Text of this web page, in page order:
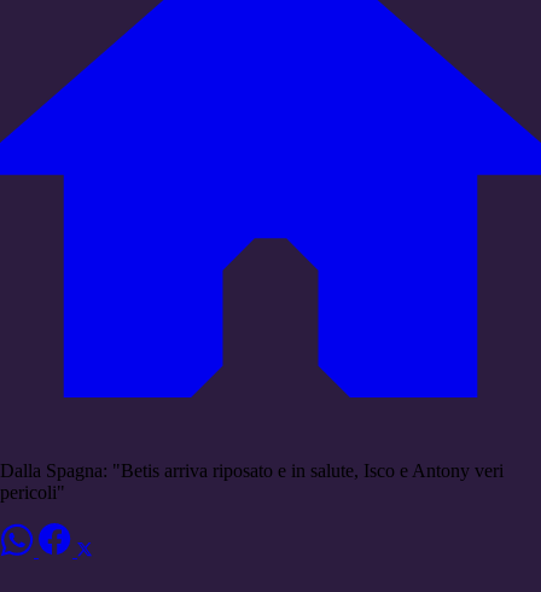
Dalla Spagna: "Betis arriva riposato e in salute, Isco e Antony veri
pericoli"